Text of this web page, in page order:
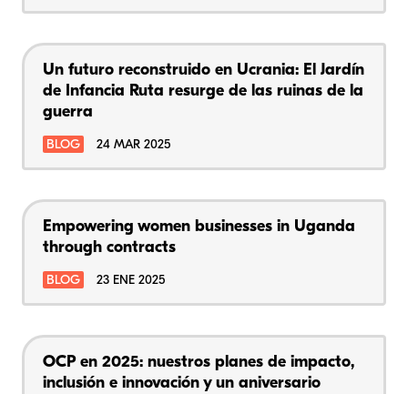
Un futuro reconstruido en Ucrania: El Jardín
de Infancia Ruta resurge de las ruinas de la
guerra
BLOG 24 MAR 2025
Empowering women businesses in Uganda
through contracts
BLOG 23 ENE 2025
OCP en 2025: nuestros planes de impacto,
inclusión e innovación y un aniversario